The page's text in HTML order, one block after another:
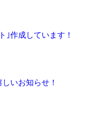
｣作成しています！
いお知らせ！